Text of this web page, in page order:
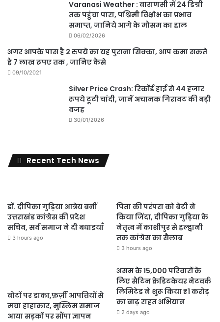
Varanasi Weather : वाराणसी में 24 डिग्री
तक पहुंचा पारा, पश्चिमी विक्षोभ का प्रभाव
समाप्त, जानिये आगे के मौसम का हाल
06/02/2026
अगर आपके पास है 2 रुपये का यह पुराना सिक्का, आप कमा सकते
है 7 लाख रूपए तक , जानिए कैसे
09/10/2021
Silver Price Crash: रिकॉर्ड हाई से 44 हजार
रुपये टूटी चांदी, जानें अचानक गिरावट की बड़ी
वजह
30/01/2026
Recent Tech News
डॉ. दीपिका गुड़िया आत्रेय बनीं
उत्तराखंड कांग्रेस की प्रदेश
सचिव, सर्व समाज ने दी बधाइयाँ
3 hours ago
पिता की परंपरा को बेटी ने
किया जिंदा, दीपिका गुड़िया के
नेतृत्व में काशीपुर से हल्द्वानी
तक कांग्रेस का सैलाब
3 hours ago
वोटों पर डाका,फ़र्ज़ी आपत्तियों से
मचा हाहाकार, मुस्लिम समाज
आया सड़कों पर सौंपा ज्ञापन
असम के 15,000 परिवारों के
लिए सैटिन क्रेडिटकेयर नेटवर्क
लिमिटेड ने शुरू किया ₹1 करोड़
का बाढ़ राहत अभियान
2 days ago